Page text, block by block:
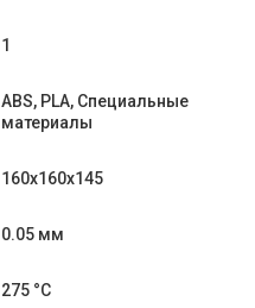
1
ABS, PLA, Специальные
материалы
160x160x145
0.05 мм
275 °C